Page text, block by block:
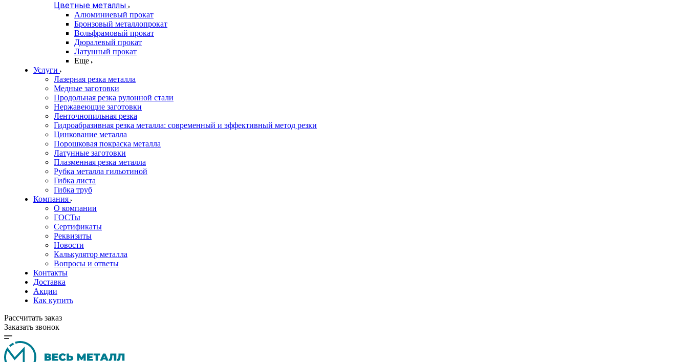
Цветные металлы
Алюминиевый прокат
Бронзовый металлопрокат
Вольфрамовый прокат
Дюралевый прокат
Латунный прокат
Еще
Услуги
Лазерная резка металла
Медные заготовки
Продольная резка рулонной стали
Нержавеющие заготовки
Ленточнопильная резка
Гидроабразивная резка металла: современный и эффективный метод резки
Цинкование металла
Порошковая покраска металла
Латунные заготовки
Плазменная резка металла
Рубка металла гильотиной
Гибка листа
Гибка труб
Компания
О компании
ГОСТы
Сертификаты
Реквизиты
Новости
Калькулятор металла
Вопросы и ответы
Контакты
Доставка
Акции
Как купить
Рассчитать заказ
Заказать звонок